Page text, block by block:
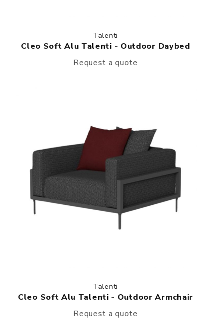
Talenti
Cleo Soft Alu Talenti - Outdoor Daybed
Request a quote
Talenti
Cleo Soft Alu Talenti - Outdoor Armchair
Request a quote